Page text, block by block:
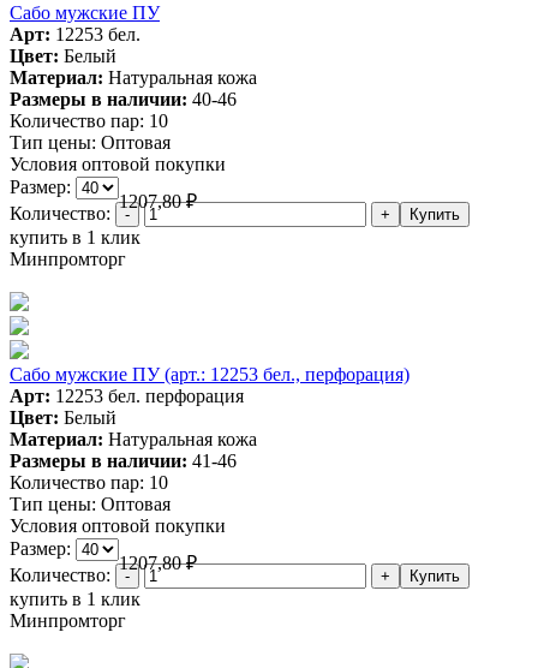
Сабо мужские ПУ
Арт: 12253 бел.
Цвет: Белый
Материал: Натуральная кожа
Размеры в наличии: 40-46
Количество пар: 10
Тип цены: Оптовая
Условия оптовой покупки
Размер:
1207,80₽
Количество:
купить в 1 клик
Минпромторг
Сабо мужские ПУ (арт.: 12253 бел., перфорация)
Арт: 12253 бел. перфорация
Цвет: Белый
Материал: Натуральная кожа
Размеры в наличии: 41-46
Количество пар: 10
Тип цены: Оптовая
Условия оптовой покупки
Размер:
1207,80₽
Количество:
купить в 1 клик
Минпромторг